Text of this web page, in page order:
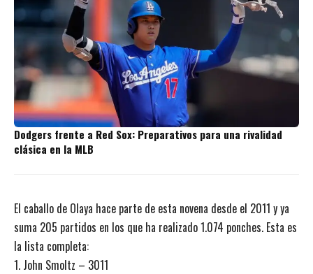
Dodgers frente a Red Sox: Preparativos para una rivalidad
clásica en la MLB
El caballo de Olaya hace parte de esta novena desde el 2011 y ya
suma 205 partidos en los que ha realizado 1.074 ponches. Esta es
la lista completa:
John Smoltz – 3011